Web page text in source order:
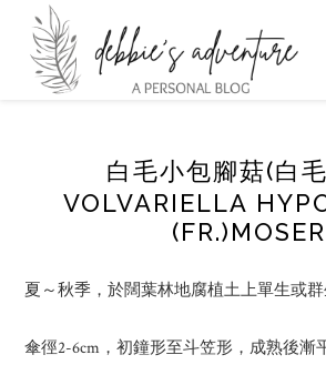
白毛小包腳菇(白
VOLVARIELLA
(FR.)MOSER
夏～秋季，於闊葉林地腐植土上單生或群
傘徑2-6cm，初鐘形至斗笠形，成熟後漸